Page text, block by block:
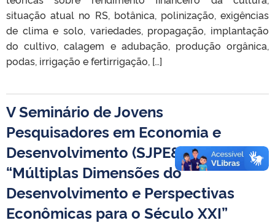
situação atual no RS, botânica, polinização, exigências
de clima e solo, variedades, propagação, implantação
do cultivo, calagem e adubação, produção orgânica,
podas, irrigação e fertirrigação, […]
V Seminário de Jovens
Pesquisadores em Economia e
Desenvolvimento (SJPE&D) –
“Múltiplas Dimensões do
Desenvolvimento e Perspectivas
Econômicas para o Século XXI”